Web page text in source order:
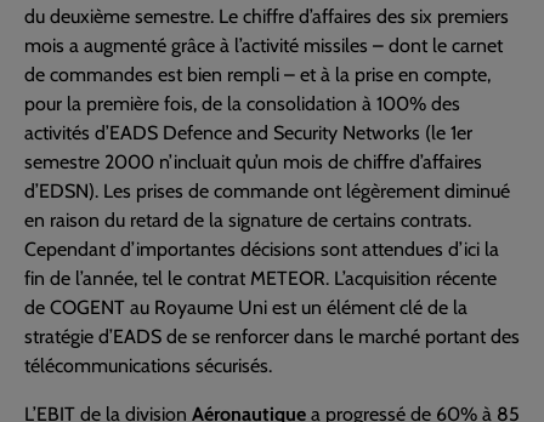
du deuxième semestre. Le chiffre d’affaires des six premiers
mois a augmenté grâce à l’activité missiles – dont le carnet
de commandes est bien rempli – et à la prise en compte,
pour la première fois, de la consolidation à 100% des
activités d’EADS Defence and Security Networks (le 1er
semestre 2000 n’incluait qu’un mois de chiffre d’affaires
d’EDSN). Les prises de commande ont légèrement diminué
en raison du retard de la signature de certains contrats.
Cependant d’importantes décisions sont attendues d’ici la
fin de l’année, tel le contrat METEOR. L’acquisition récente
de COGENT au Royaume Uni est un élément clé de la
stratégie d’EADS de se renforcer dans le marché portant des
télécommunications sécurisés.
L’EBIT de la division Aéronautique a progressé de 60% à 85